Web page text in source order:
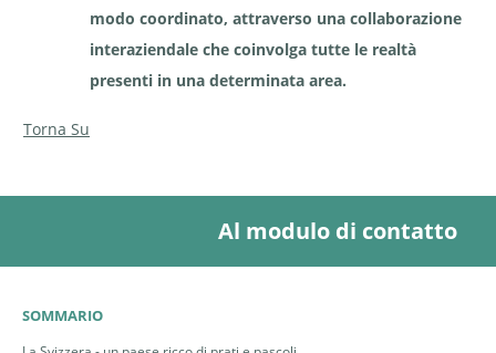
Donnola | © Pixabay,
Monikas_Wunderwelt
Donnola | © Pixabay, D.Sliwka
estremità della coda nera) | ©
livrea invernale | © Pixabay
modo coordinato, attraverso una collaborazione
interaziendale che coinvolga tutte le realtà
presenti in una determinata area.
Torna Su
Al modulo di contatto
SOMMARIO